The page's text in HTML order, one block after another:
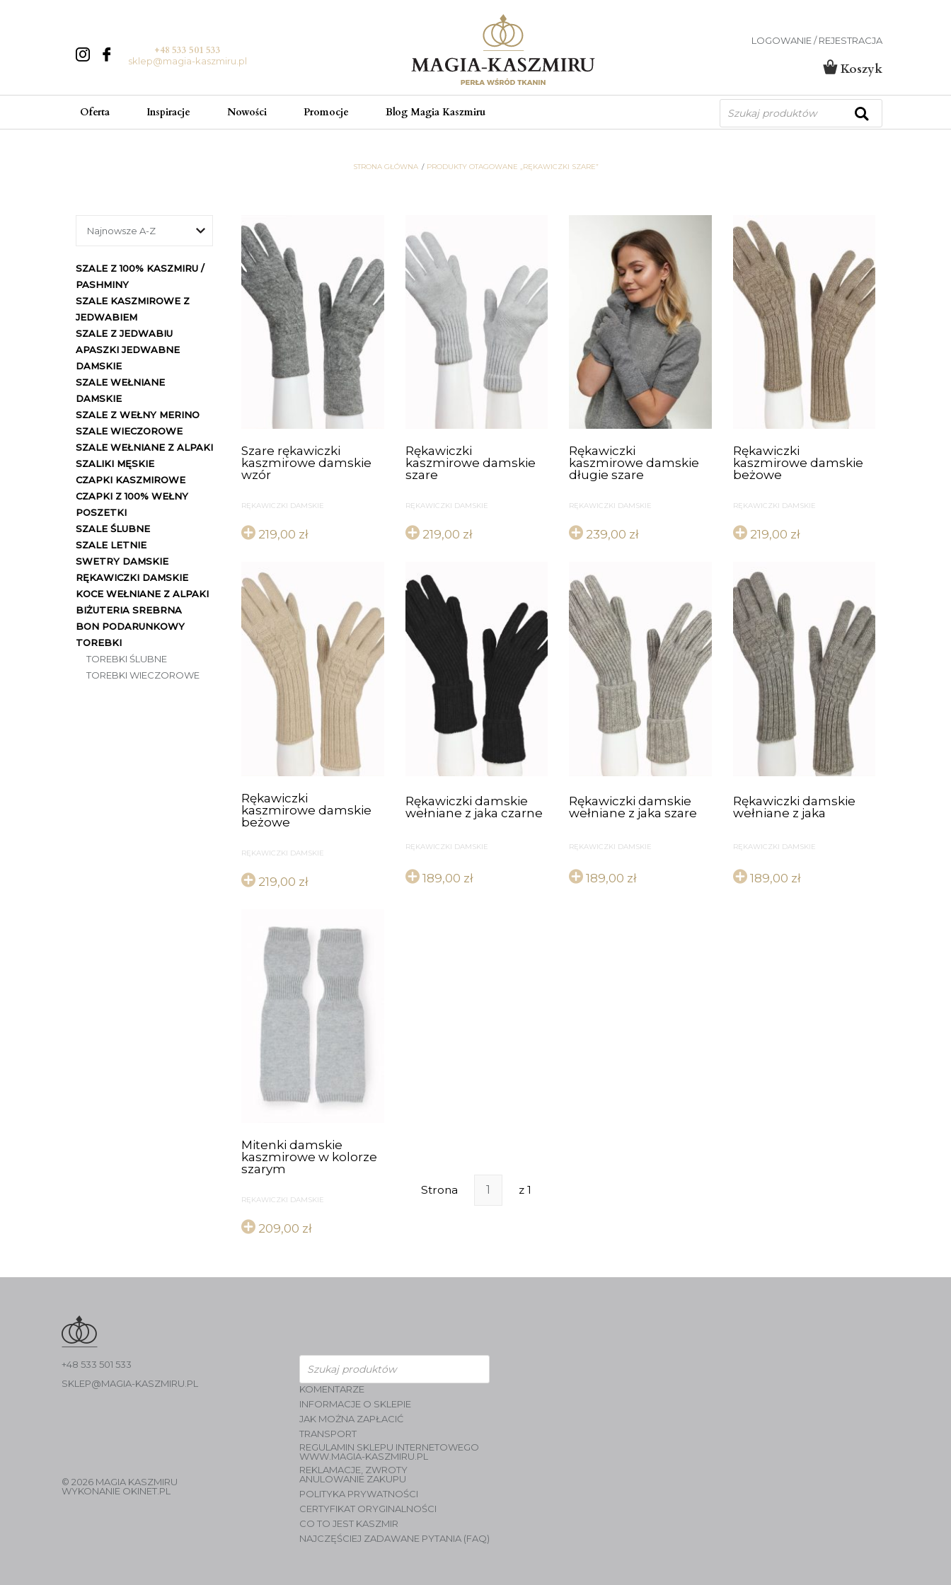
+48 533 501 533
sklep@magia-kaszmiru.pl
LOGOWANIE / REJESTRACJA
Koszyk
Oferta Inspiracje Nowości Promocje Blog Magia Kaszmiru
Wyszukiwarka
produktów
rękawiczki szare
STRONA GŁÓWNA PRODUKTY OTAGOWANE „RĘKAWICZKI SZARE”
SZALE Z 100% KASZMIRU /
PASHMINY
SZALE KASZMIROWE Z
JEDWABIEM
SZALE Z JEDWABIU
APASZKI JEDWABNE
DAMSKIE
SZALE WEŁNIANE
DAMSKIE
SZALE Z WEŁNY MERINO
SZALE WIECZOROWE
SZALE WEŁNIANE Z ALPAKI
SZALIKI MĘSKIE
CZAPKI KASZMIROWE
CZAPKI Z 100% WEŁNY
POSZETKI
SZALE ŚLUBNE
SZALE LETNIE
SWETRY DAMSKIE
RĘKAWICZKI DAMSKIE
KOCE WEŁNIANE Z ALPAKI
BIŻUTERIA SREBRNA
BON PODARUNKOWY
TOREBKI
TOREBKI ŚLUBNE
TOREBKI WIECZOROWE
Szare rękawiczki
kaszmirowe damskie
wzór
RĘKAWICZKI DAMSKIE
219,00 zł
Rękawiczki
kaszmirowe damskie
szare
RĘKAWICZKI DAMSKIE
219,00 zł
Rękawiczki
kaszmirowe damskie
długie szare
RĘKAWICZKI DAMSKIE
239,00 zł
Rękawiczki
kaszmirowe damskie
beżowe
RĘKAWICZKI DAMSKIE
219,00 zł
Rękawiczki
kaszmirowe damskie
beżowe
RĘKAWICZKI DAMSKIE
219,00 zł
Rękawiczki damskie
wełniane z jaka czarne
RĘKAWICZKI DAMSKIE
189,00 zł
Rękawiczki damskie
wełniane z jaka szare
RĘKAWICZKI DAMSKIE
189,00 zł
Rękawiczki damskie
wełniane z jaka
RĘKAWICZKI DAMSKIE
189,00 zł
Mitenki damskie
kaszmirowe w kolorze
szarym
RĘKAWICZKI DAMSKIE
209,00 zł
Strona z 1
+48 533 501 533
SKLEP@MAGIA-KASZMIRU.PL
© 2026 MAGIA KASZMIRU
WYKONANIE OKINET.PL
Wyszukiwarka
produktów
KOMENTARZE
INFORMACJE O SKLEPIE
JAK MOŻNA ZAPŁACIĆ
TRANSPORT
REGULAMIN SKLEPU INTERNETOWEGO
WWW.MAGIA-KASZMIRU.PL
REKLAMACJE, ZWROTY
ANULOWANIE ZAKUPU
POLITYKA PRYWATNOŚCI
CERTYFIKAT ORYGINALNOŚCI
CO TO JEST KASZMIR
NAJCZĘŚCIEJ ZADAWANE PYTANIA (FAQ)